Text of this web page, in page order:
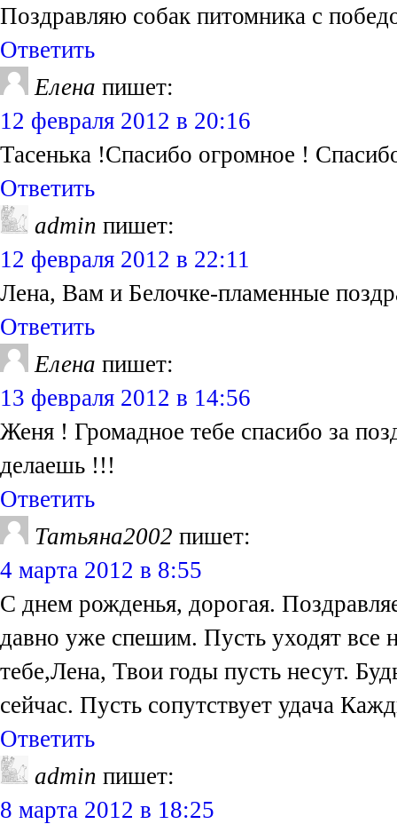
Поздравляю собак питомника с
Ответить
Елена пишет:
12 февраля 2012 в 20:16
Тасенька !Спасибо огромное !
Ответить
admin пишет:
12 февраля 2012 в 22:11
Лена, Вам и Белочке-пламенные
Ответить
Елена пишет:
13 февраля 2012 в 14:56
Женя ! Громадное тебе спасибо за
делаешь !!!
Ответить
Татьяна2002 пишет:
4 марта 2012 в 8:55
С днем рожденья, дорогая.
давно уже спешим. Пусть уходят все
тебе,Лена, Твои годы пусть несут.
сейчас. Пусть сопутствует удача
Ответить
admin пишет:
8 марта 2012 в 18:25